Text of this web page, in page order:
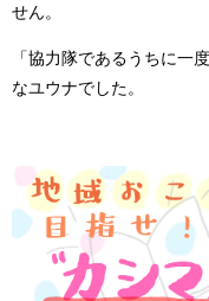
せん。
「協力隊であるうちに一
なユウナでした。